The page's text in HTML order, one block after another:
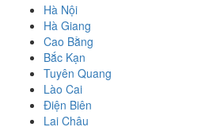
Hà Nội
Hà Giang
Cao Bằng
Bắc Kạn
Tuyên Quang
Lào Cai
Điện Biên
Lai Châu